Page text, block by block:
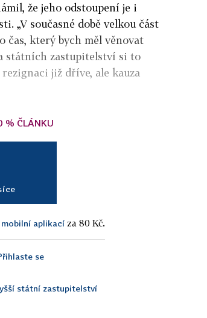
že jeho odstoupení je i
„V současné době velkou část
čas, který bych měl věnovat
státních zastupitelství si to
rezignaci již dříve, ale kauza
% ČLÁNKU
mobilní aplikací za 80 Kč.
se
státní zastupitelství